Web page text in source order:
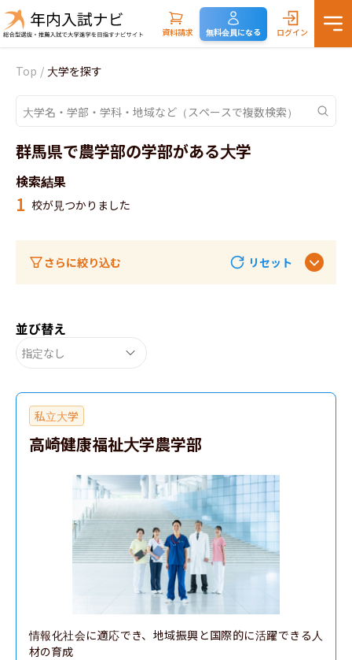
資料請求 無料会員になる ログイン
Top / 大学を探す
群馬県で農学部の学部がある大学
検索結果
1 校が見つかりました
さらに絞り込む リセット
並び替え
指定なし
私立大学
高崎健康福祉大学農学部
情報化社会に適応でき、地域振興と国際的に活躍できる人
材の育成